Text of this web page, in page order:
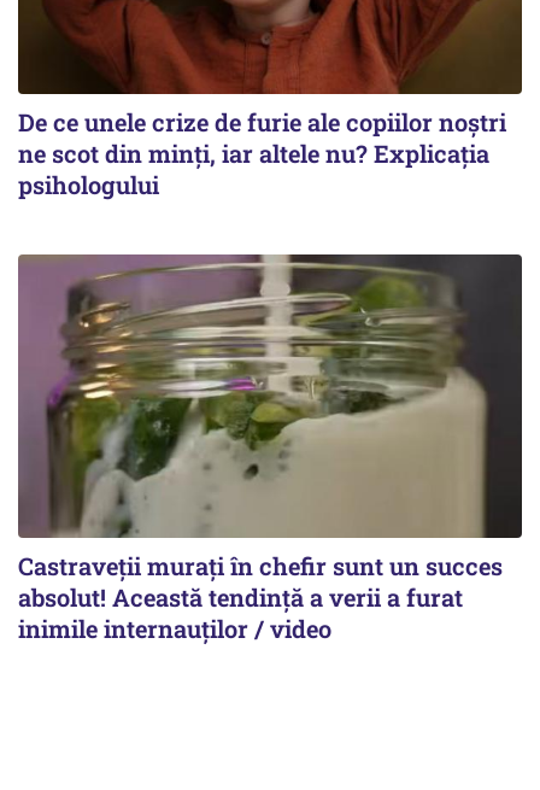
De ce unele crize de furie ale copiilor noștri
ne scot din minți, iar altele nu? Explicația
psihologului
Castraveții murați în chefir sunt un succes
absolut! Această tendință a verii a furat
inimile internauților / video